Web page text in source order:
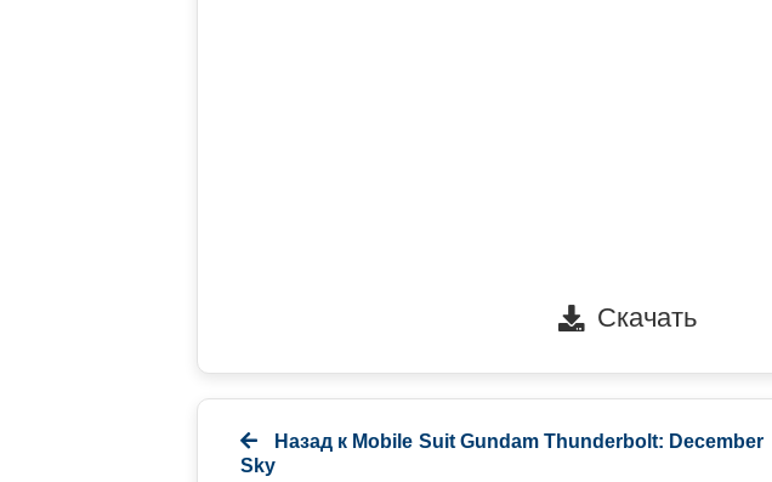
Скачать
Назад к Mobile Suit Gundam Thunderbolt: December
Sky